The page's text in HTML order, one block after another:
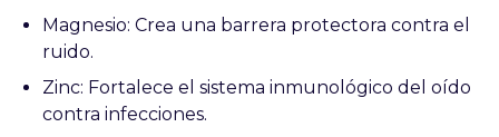
Magnesio: Crea una barrera protectora contra el
ruido.
Zinc: Fortalece el sistema inmunológico del oído
contra infecciones.